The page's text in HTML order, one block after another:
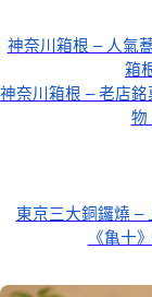
神奈川箱根 – 人氣
箱
神奈川箱根 – 老店
物
東京三大銅鑼燒 –
《亀十